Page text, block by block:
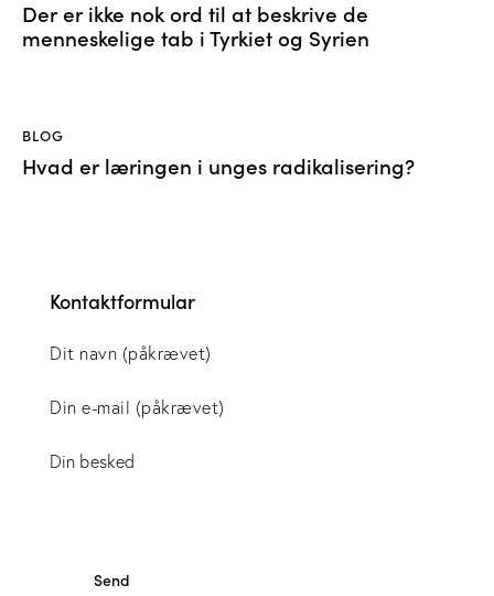
Der er ikke nok ord til at beskrive de
menneskelige tab i Tyrkiet og Syrien
BLOG
Hvad er læringen i unges radikalisering?
Kontaktformular